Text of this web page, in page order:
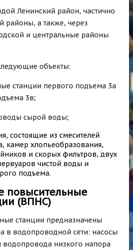
Ленинский район, частично
районы, а также, через
и центральные районы
объекты:
станции первого подъема 3а
3в;
сырой воды;
состоящие из смесителей
камер хлопьеобразования,
и скорых фильтров, двух
чистой воды и
подъема.
повысительные
(ВПНС)
станции предназначены
в водопроводной сети: насосы
водопровода низкого напора